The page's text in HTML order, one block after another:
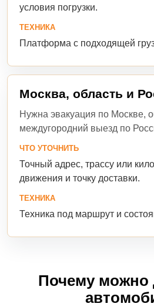
условия погрузки.
ТЕХНИКА
Платформа с подходящей
Москва, область и
Нужна эвакуация по Москве,
междугородний выезд по
ЧТО УТОЧНИТЬ
Точный адрес, трассу или
движения и точку доставки.
ТЕХНИКА
Техника под маршрут и
Почему можно